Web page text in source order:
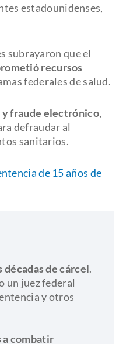
estadounidenses,
subrayaron que el
recursos
federales de salud.
y fraude electrónico,
defraudar al
sanitarios.
de 15 años de
décadas de cárcel.
un juez federal
y otros
combatir